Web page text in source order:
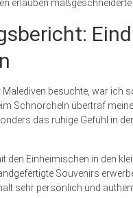
erlauben
besuchte, war ich
Schnorcheln übertraf
das ruhige Gefühl in
den Einheimischen in den
Souvenirs
sehr persönlich und